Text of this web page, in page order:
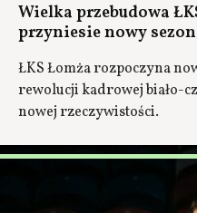
Wielka przebudowa
przyniesie nowy
ŁKS Łomża rozpoczyna
rewolucji kadrowej biało-
nowej rzeczywistości.